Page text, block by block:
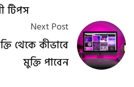
টিপস
Next Post
থেকে কীভাবে
মুক্তি পাবেন